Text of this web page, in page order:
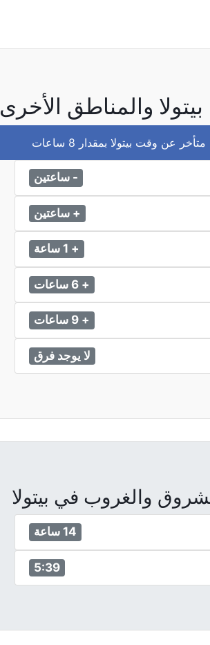
والمناطق الأخرى
عن وقت بيتولا بمقدار 8 ساعات
- ساعتين
+ ساعتين
+ 1 ساعة
+ 6 ساعات
+ 9 ساعات
لا يوجد فرق
والغروب في بيتولا
14 ساعة
5:39